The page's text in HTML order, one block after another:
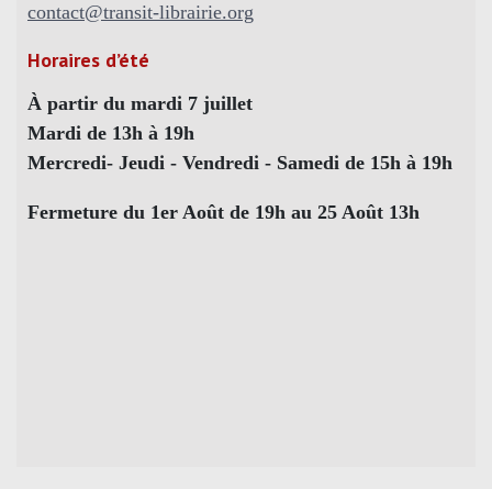
contact@transit-librairie.org
Horaires d’été
À partir du mardi 7 juillet
Mardi de 13h à 19h
Mercredi- Jeudi - Vendredi - Samedi de 15h à 19h
Fermeture du 1er Août de 19h au 25 Août 13h